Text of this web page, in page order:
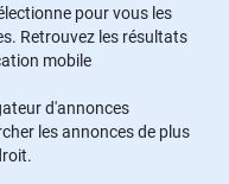
pour vous les
Retrouvez les résultats
mobile
d'annonces
les annonces de plus